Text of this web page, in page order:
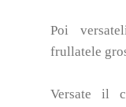
Poi
frullatele
Versate il